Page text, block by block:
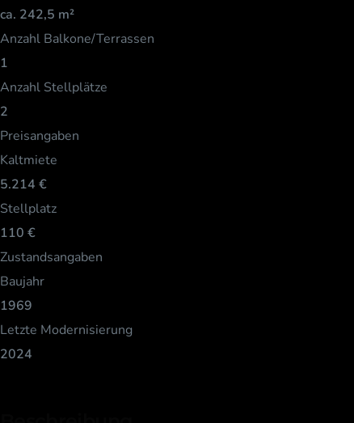
ca. 242,5 m²
Anzahl Balkone/Terrassen
1
Anzahl Stellplätze
2
Preisangaben
Kaltmiete
5.214 €
Stellplatz
110 €
Zustandsangaben
Baujahr
1969
Letzte Modernisierung
2024